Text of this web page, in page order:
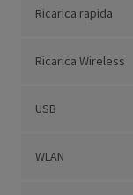
Ricarica rapida
Ricarica Wireless
USB
WLAN